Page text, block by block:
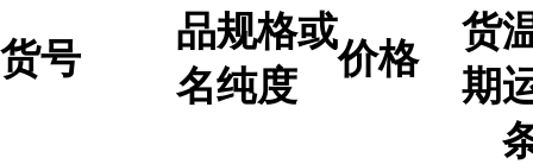
货号
品
名
规格或
纯度
价格
货
期